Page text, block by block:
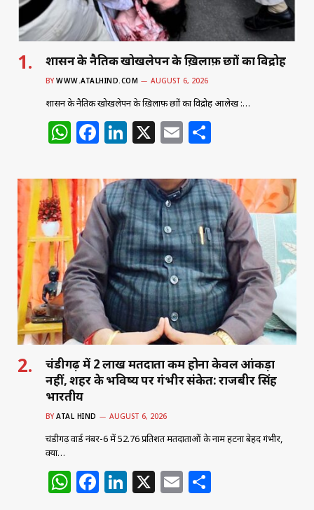
शासन के नैतिक खोखलेपन के ख़िलाफ़ छात्रों का विद्रोह
BY WWW.ATALHIND.COM AUGUST 6, 2026
शासन के नैतिक खोखलेपन के ख़िलाफ़ छात्रों का विद्रोह आलेख :…
W
at
s
A
p
p
F
c
e
b
o
o
k
Li
k
e
dI
n
X E
ai
l
ar
e
चंडीगढ़ में 2 लाख मतदाता कम होना केवल आंकड़ा
नहीं, शहर के भविष्य पर गंभीर संकेत: राजबीर सिंह
भारतीय
BY ATAL HIND AUGUST 6, 2026
चंडीगढ़ वार्ड नंबर-6 में 52.76 प्रतिशत मतदाताओं के नाम हटना बेहद गंभीर,
क्या…
W F Li X E